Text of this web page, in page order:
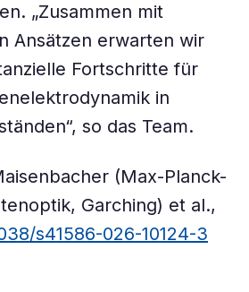
„Zusammen mit
Ansätzen erwarten wir
Fortschritte für
in
so das Team.
(Max-Planck-
Garching) et al.,
s41586-026-10124-3